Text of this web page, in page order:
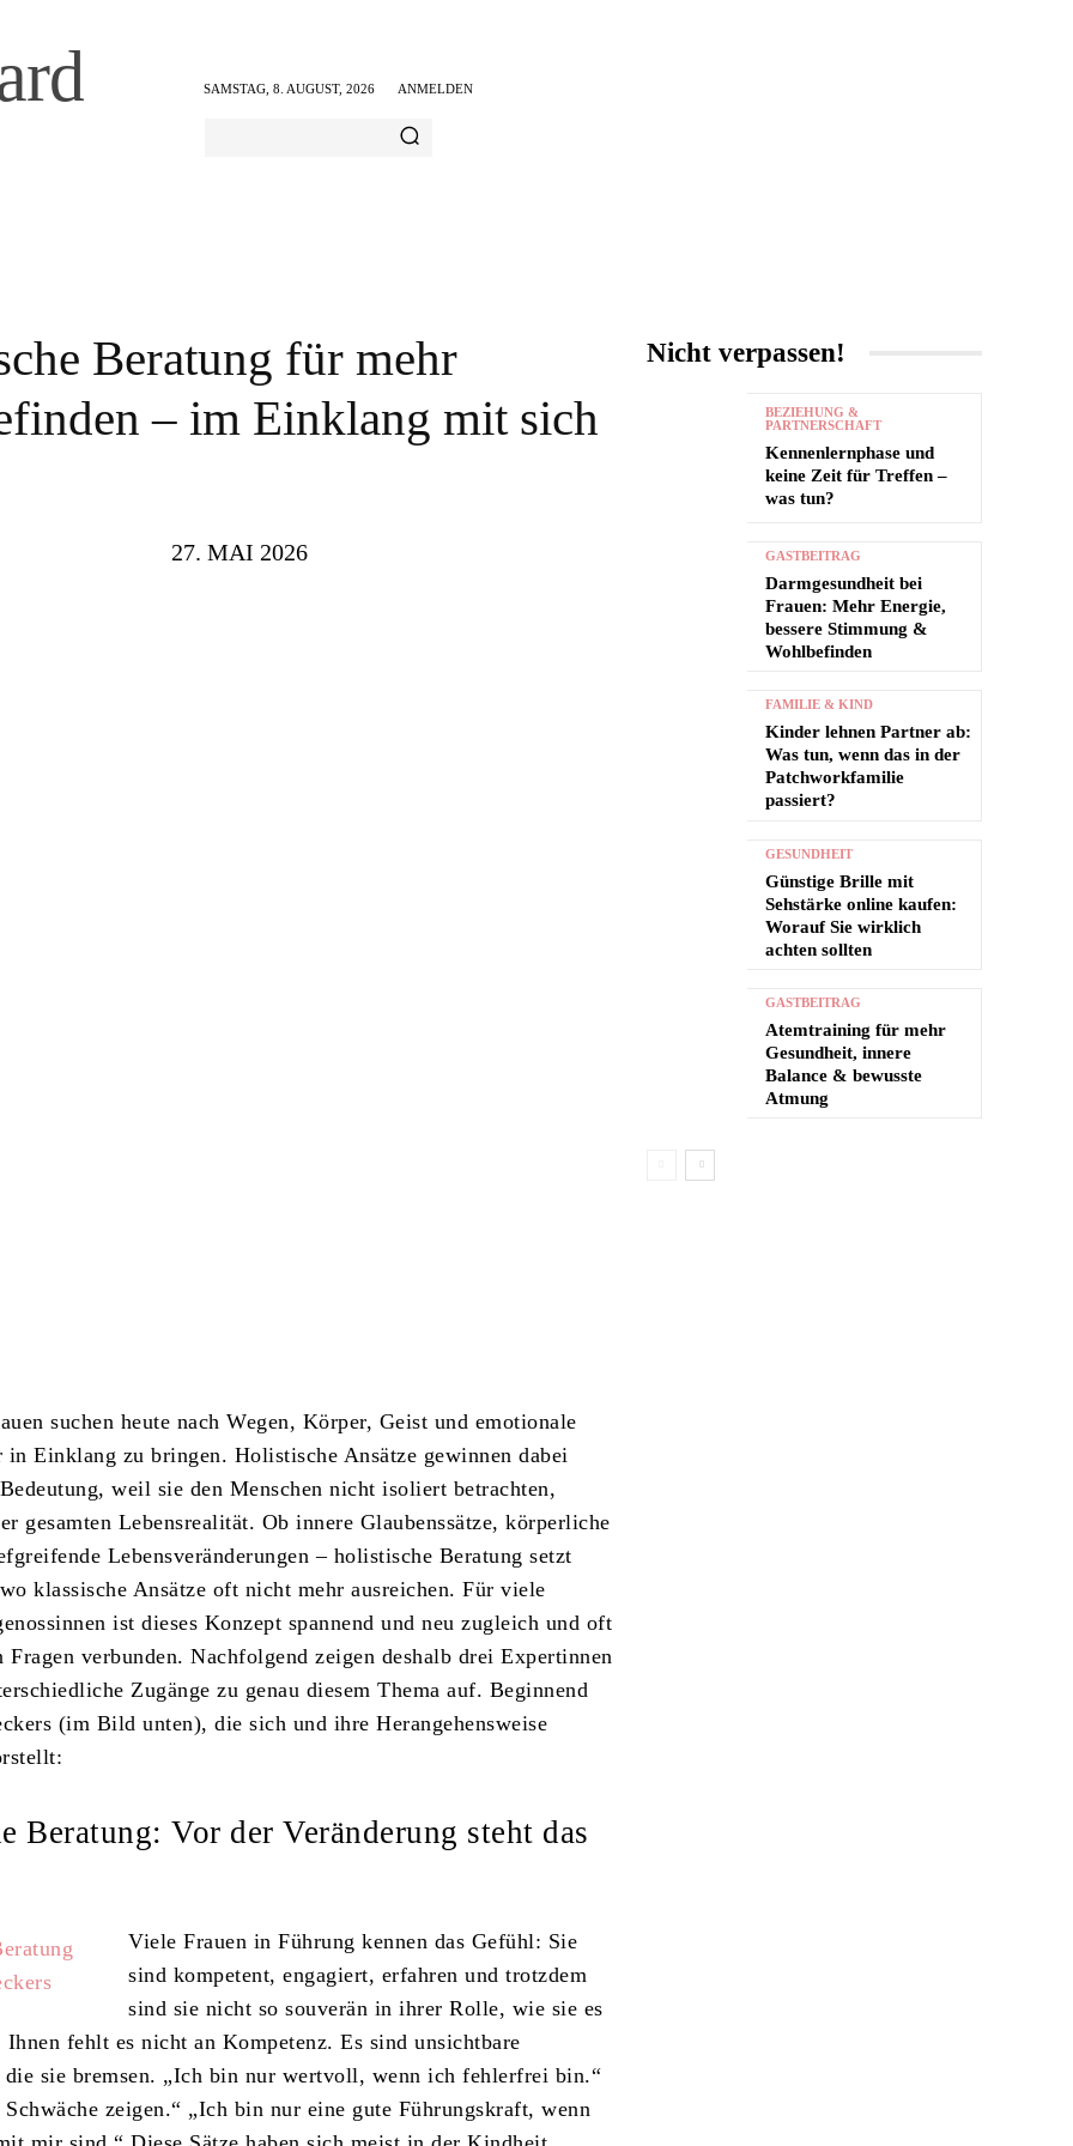
SAMSTAG, 8. AUGUST, 2026 ANMELDEN
Beratung für mehr
– im Einklang mit sich
27. MAI 2026
suchen heute nach Wegen, Körper, Geist und emotionale
in Einklang zu bringen. Holistische Ansätze gewinnen dabei
weil sie den Menschen nicht isoliert betrachten,
gesamten Lebensrealität. Ob innere Glaubenssätze, körperliche
Lebensveränderungen – holistische Beratung setzt
klassische Ansätze oft nicht mehr ausreichen. Für viele
ist dieses Konzept spannend und neu zugleich und oft
verbunden. Nachfolgend zeigen deshalb drei Expertinnen
Zugänge zu genau diesem Thema auf. Beginnend
(im Bild unten), die sich und ihre Herangehensweise
Beratung: Vor der Veränderung steht das
Viele Frauen in Führung kennen das Gefühl: Sie
sind kompetent, engagiert, erfahren und trotzdem
sind sie nicht so souverän in ihrer Rolle, wie sie es
Ihnen fehlt es nicht an Kompetenz. Es sind unsichtbare
die sie bremsen. „Ich bin nur wertvoll, wenn ich fehlerfrei bin.“
zeigen.“ „Ich bin nur eine gute Führungskraft, wenn
Nicht verpassen!
BEZIEHUNG &
PARTNERSCHAFT
Kennenlernphase und
keine Zeit für Treffen –
was tun?
GASTBEITRAG
Darmgesundheit bei
Frauen: Mehr Energie,
bessere Stimmung &
Wohlbefinden
FAMILIE & KIND
Kinder lehnen Partner ab:
Was tun, wenn das in der
Patchworkfamilie
passiert?
GESUNDHEIT
Günstige Brille mit
Sehstärke online kaufen:
Worauf Sie wirklich
achten sollten
GASTBEITRAG
Atemtraining für mehr
Gesundheit, innere
Balance & bewusste
Atmung